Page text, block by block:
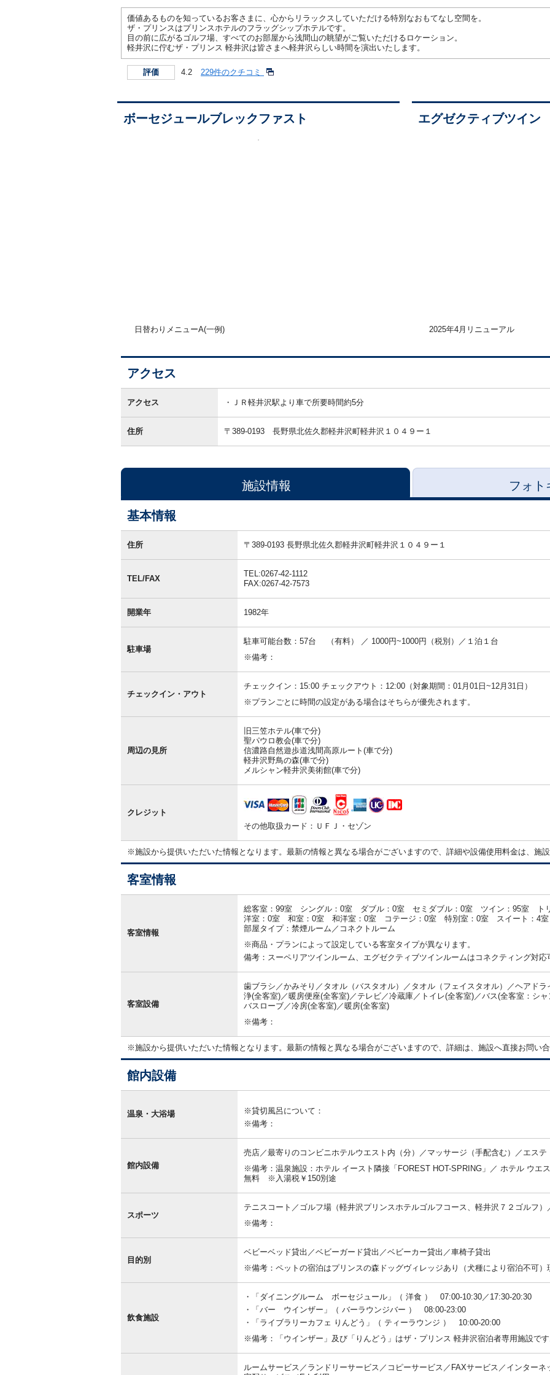
価値あるものを知っているお客さまに、心からリラックスしていただける特別なおもてなし空間を。
ザ・プリンスはプリンスホテルのフラッグシップホテルです。
目の前に広がるゴルフ場、すべてのお部屋から浅間山の眺望がご覧いただけるロケーション。
軽井沢に佇むザ・プリンス 軽井沢は皆さまへ軽井沢らしい時間を演出いたします。
評価 4.2 229件のクチコミ
ボーセジュールブレックファスト
日替わりメニューA(一例)
エグゼクティブツイン
2025年4月リニューアル
アクセス
クアクセス ＪＲ軽井沢駅より車で所要時間約5分
住所 〒389-0193 長野県北佐久郡軽井沢町軽井沢１０４９ー１
施設情報 フォト
基本情報
本住所 〒389-0193 長野県北佐久郡軽井沢町軽井沢１０４９ー１
TEL/FAX
TEL:0267-42-1112
FAX:0267-42-7573
開業年 1982年
駐車場
駐車可能台数：57台 （有料） ／ 1000円~1000円（税別）／１泊１台
※備考：
チェックイン・アウト
チェックイン：15:00 チェックアウト：12:00（対象期間：01月01日~12月31日）
※プランごとに時間の設定がある場合はそちらが優先されます。
周辺の見所
旧三笠ホテル(車で分)
聖パウロ教会(車で分)
信濃路自然遊歩道浅間高原ルート(車で分)
軽井沢野鳥の森(車で分)
メルシャン軽井沢美術館(車で分)
クレジット
その他取扱カード：ＵＦＪ・セゾン
※施設から提供いただいた情報となります。最新の情報と異なる場合がございますので、詳細や設備使用料金は、施設
客室情報
報
客室情報
総客室：99室 シングル：0室 ダブル：0室 セミダブル：0室 ツイン：95室 ト
洋室：0室 和室：0室 和洋室：0室 コテージ：0室 特別室：0室 スイート：4
部屋タイプ：禁煙ルーム／コネクトルーム
※商品・プランによって設定している客室タイプが異なります。
備考：スーペリアツインルーム、エグゼクティブツインルームはコネクティング対応
客室設備
歯ブラシ／かみそり／タオル（バスタオル）／タオル（フェイスタオル）／ヘアド
浄(全客室)／暖房便座(全客室)／テレビ／冷蔵庫／トイレ(全客室)／バス(全客室：シ
バスローブ／冷房(全客室)／暖房(全客室)
※備考：
※施設から提供いただいた情報となります。最新の情報と異なる場合がございますので、詳細は、施設へ直接お問い合
館内設備
設温泉・大浴場
※貸切風呂について：
※備考：
館内設備
売店／最寄りのコンビニホテルウエスト内（分）／マッサージ（手配含む）／エステ
※備考：温泉施設：ホテル イースト隣接「FOREST HOT-SPRING」／ ホテル ウエ
無料 ※入湯税￥150別途
スポーツ
テニスコート／ゴルフ場（軽井沢プリンスホテルゴルフコース、軽井沢７２ゴルフ）
※備考：
目的別
ベビーベッド貸出／ベビーガード貸出／ベビーカー貸出／車椅子貸出
※備考：ペットの宿泊はプリンスの森ドッグヴィレッジあり（犬種により宿泊不可）
飲食施設
「ダイニングルーム ボーセジュール」（ 洋食 ） 07:00-10:30／17:30-20:30
「バー ウインザー」（ バーラウンジバー ） 08:00-23:00
「ライブラリーカフェ りんどう」（ ティーラウンジ ） 10:00-20:00
※備考：「ウインザー」及び「りんどう」はザ・プリンス 軽井沢宿泊者専用施設です
ルームサービス／ランドリーサービス／コピーサービス／FAXサービス／インター